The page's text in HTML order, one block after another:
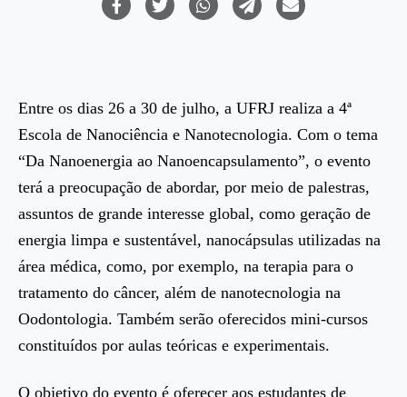
Entre os dias 26 a 30 de julho, a UFRJ realiza a 4ª
Escola de Nanociência e Nanotecnologia. Com o tema
“Da Nanoenergia ao Nanoencapsulamento”, o evento
terá a preocupação de abordar, por meio de palestras,
assuntos de grande interesse global, como geração de
energia limpa e sustentável, nanocápsulas utilizadas na
área médica, como, por exemplo, na terapia para o
tratamento do câncer, além de nanotecnologia na
Oodontologia. Também serão oferecidos mini-cursos
constituídos por aulas teóricas e experimentais.
O objetivo do evento é oferecer aos estudantes de